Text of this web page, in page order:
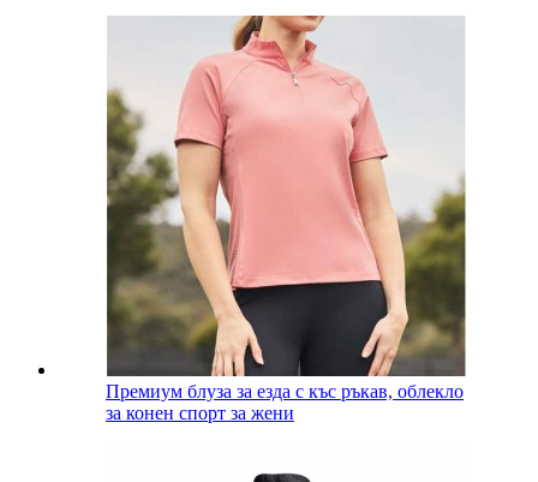
Премиум блуза за езда с къс ръкав, облекло
за конен спорт за жени